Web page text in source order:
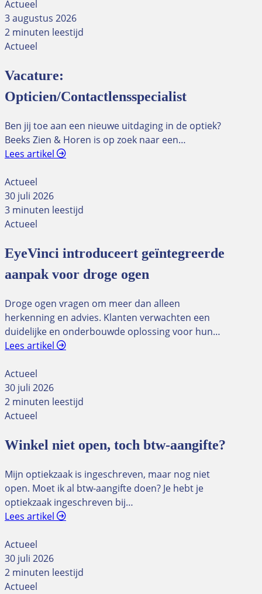
Actueel
3 augustus 2026
2 minuten leestijd
Actueel
Vacature:
Opticien/Contactlensspecialist
Ben jij toe aan een nieuwe uitdaging in de optiek?
Beeks Zien & Horen is op zoek naar een…
Lees artikel
Actueel
30 juli 2026
3 minuten leestijd
Actueel
EyeVinci introduceert geïntegreerde
aanpak voor droge ogen
Droge ogen vragen om meer dan alleen
herkenning en advies. Klanten verwachten een
duidelijke en onderbouwde oplossing voor hun…
Lees artikel
Actueel
30 juli 2026
2 minuten leestijd
Actueel
Winkel niet open, toch btw-aangifte?
Mijn optiekzaak is ingeschreven, maar nog niet
open. Moet ik al btw-aangifte doen? Je hebt je
optiekzaak ingeschreven bij…
Lees artikel
Actueel
30 juli 2026
2 minuten leestijd
Actueel